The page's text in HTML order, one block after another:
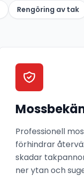
Rengöring av tak
Professionell
förhindrar
skadar
ner ytan och